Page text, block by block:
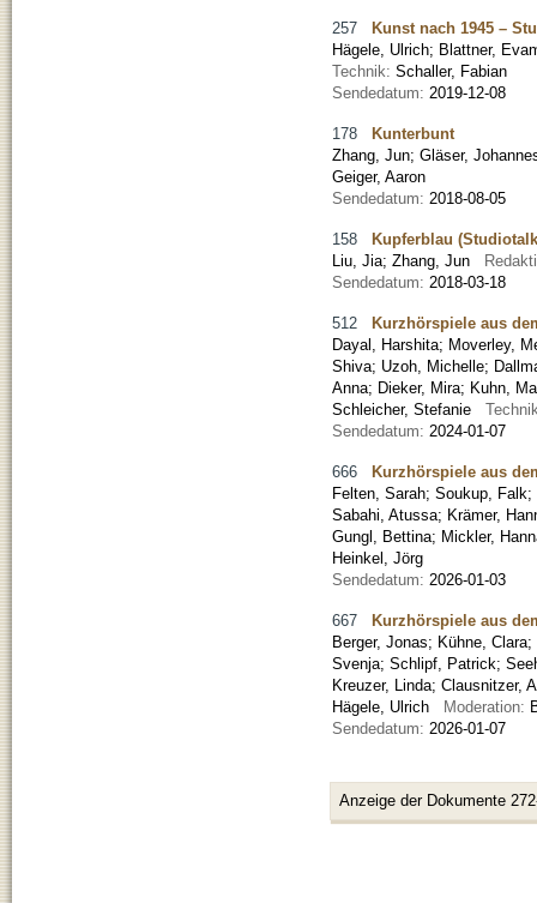
257 Kunst nach 1945 –
Hägele, Ulrich; Blattner,
Technik: Schaller, Fabian
Sendedatum: 2019-12-08
178 Kunterbunt
Zhang, Jun; Gläser,
Geiger, Aaron
Sendedatum: 2018-08-05
158 Kupferblau
Liu, Jia; Zhang, Jun
Sendedatum: 2018-03-18
512 Kurzhörspiele aus
Dayal, Harshita; Moverley,
Shiva; Uzoh, Michelle;
Anna; Dieker, Mira; Kuhn,
Schleicher, Stefanie
Sendedatum: 2024-01-07
666 Kurzhörspiele aus
Felten, Sarah; Soukup, Falk;
Sabahi, Atussa; Krämer,
Gungl, Bettina; Mickler,
Heinkel, Jörg
Sendedatum: 2026-01-03
667 Kurzhörspiele aus
Berger, Jonas; Kühne, Clara;
Svenja; Schlipf, Patrick;
Kreuzer, Linda; Clausnitzer,
Hägele, Ulrich Moderation:
Sendedatum: 2026-01-07
Anzeige der Dokumente